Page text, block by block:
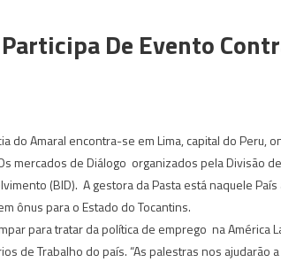
De Evento
do Amaral encontra-se em Lima, capital do Peru,
mercados de Diálogo organizados pela Divisão
(BID). A gestora da Pasta está naquele
ônus para o Estado do Tocantins.
para tratar da política de emprego na América
de Trabalho do país. “As palestras nos ajudarão